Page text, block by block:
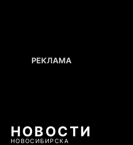
НОВОСТИ
НОВОСИБИРСКА